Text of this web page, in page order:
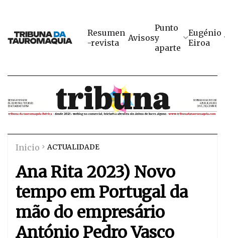
Resumen
-revista
Avisos
Punto
y
aparte
Eugénio
Eiroa
Inicio ACTUALIDADE
Ana Rita 2023) Novo
tempo em Portugal da
mão do empresário
António Pedro Vasco